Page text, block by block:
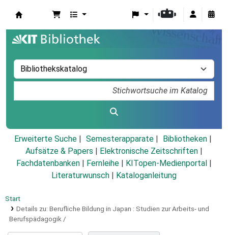
Erweiterte Suche Semesterapparate
Bibliotheken
Aufsätze & Papers
Elektronische Zeitschriften
Fachdatenbanken
Fernleihe KITopen-Medienportal
Literaturwunsch
Kataloganleitung
Start
Details zu: Berufliche Bildung in Japan : Studien zur Arbeits- und
Berufspädagogik /